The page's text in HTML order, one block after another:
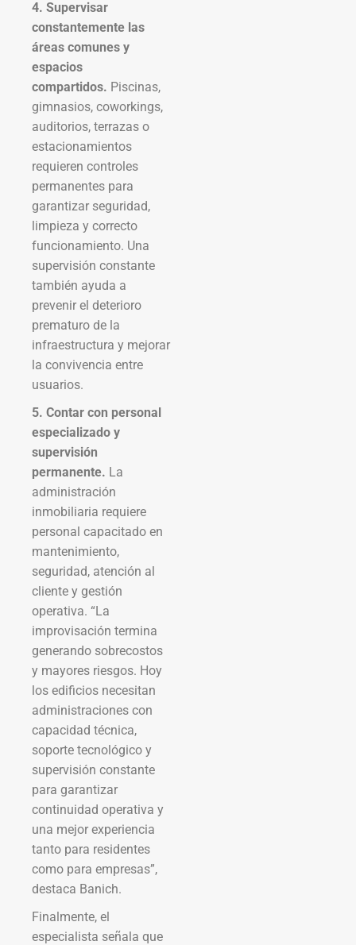
4. Supervisar
constantemente las
áreas comunes y
espacios
compartidos. Piscinas,
gimnasios, coworkings,
auditorios, terrazas o
estacionamientos
requieren controles
permanentes para
garantizar seguridad,
limpieza y correcto
funcionamiento. Una
supervisión constante
también ayuda a
prevenir el deterioro
prematuro de la
infraestructura y mejorar
la convivencia entre
usuarios.
5. Contar con personal
especializado y
supervisión
permanente. La
administración
inmobiliaria requiere
personal capacitado en
mantenimiento,
seguridad, atención al
cliente y gestión
operativa. “La
improvisación termina
generando sobrecostos
y mayores riesgos. Hoy
los edificios necesitan
administraciones con
capacidad técnica,
soporte tecnológico y
supervisión constante
para garantizar
continuidad operativa y
una mejor experiencia
tanto para residentes
como para empresas”,
destaca Banich.
Finalmente, el
especialista señala que